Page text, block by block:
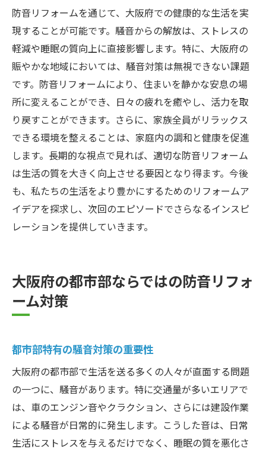
防音リフォームを通じて、大阪府での健康的な生活を実
現することが可能です。騒音からの解放は、ストレスの
軽減や睡眠の質向上に直接影響します。特に、大阪府の
賑やかな地域においては、騒音対策は無視できない課題
です。防音リフォームにより、住まいを静かな安息の場
所に変えることができ、日々の疲れを癒やし、活力を取
り戻すことができます。さらに、家族全員がリラックス
できる環境を整えることは、家庭内の調和と健康を促進
します。長期的な視点で見れば、適切な防音リフォーム
は生活の質を大きく向上させる要因となり得ます。今後
も、私たちの生活をより豊かにするためのリフォームア
イデアを探求し、次回のエピソードでさらなるインスピ
レーションを提供していきます。
大阪府の都市部ならではの防音リフォ
ーム対策
都市部特有の騒音対策の重要性
大阪府の都市部で生活を送る多くの人々が直面する問題
の一つに、騒音があります。特に交通量が多いエリアで
は、車のエンジン音やクラクション、さらには建設作業
による騒音が日常的に発生します。こうした音は、日常
生活にストレスを与えるだけでなく、睡眠の質を悪化さ